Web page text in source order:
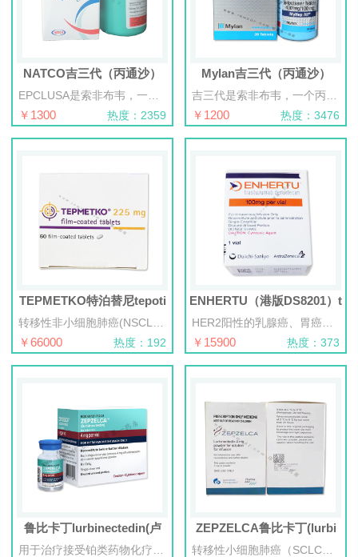
NATCO吉三代（丙通沙）
￥1300 热度：2359
Mylan吉三代（丙通沙）
￥1200 热度：3476
TEPMETKO特泊替尼tepoti
￥66000 热度：192
ENHERTU（港版DS8201）t
￥15900 热度：373
鲁比卡丁lurbinectedin(卢 ZEPZELCA鲁比卡丁(lurbi